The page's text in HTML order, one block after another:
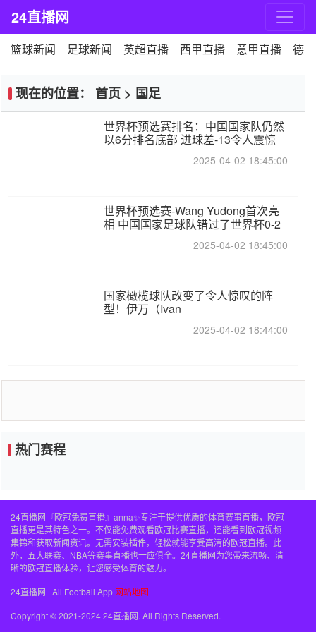
24直播网
篮球新闻 足球新闻 英超直播 西甲直播 意甲直播 德
现在的位置： 首页 > 国足
世界杯预选赛排名：中国国家队仍然
以6分排名底部 进球差-13令人震惊
2025-04-02 18:45:00
世界杯预选赛-Wang Yudong首次亮
相 中国国家足球队错过了世界杯0-2
2025-04-02 18:45:00
国家橄榄球队改变了令人惊叹的阵
型！伊万（Ivan
2025-04-02 18:44:00
热门赛程
24直播网『欧冠免费直播』anna✨专注于提供优质的体育赛事直播，欧冠
直播更是其特色之一。不仅能免费观看欧冠比赛直播，还能看到欧冠视频
集锦和获取新闻资讯。无需安装插件，轻松就能享受高清的欧冠直播。此
外，五大联赛、NBA等赛事直播也一应俱全。24直播网为您带来流畅、清
晰的欧冠直播体验，让您感受体育的魅力。
24直播网 | All Football App 网站地图
Copyright © 2021-2024 24直播网. All Rights Reserved.